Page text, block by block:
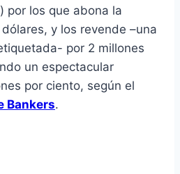
por los que abona la
y los revende –una
por 2 millones
un espectacular
por ciento, según el
Bankers.